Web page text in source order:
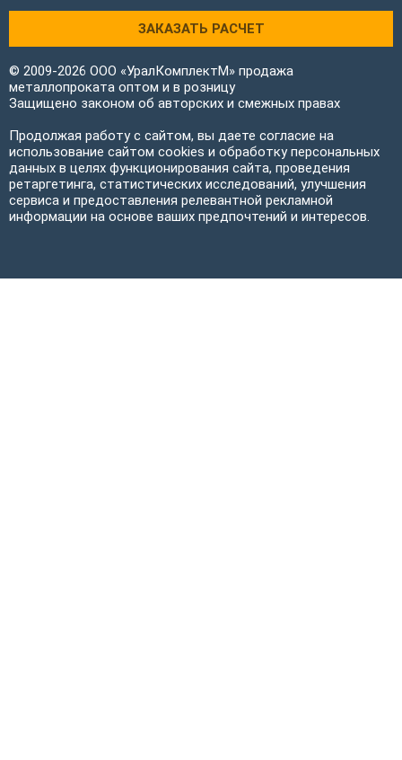
ЗАКАЗАТЬ РАСЧЕТ
© 2009-2026 ООО «УралКомплектМ» продажа
металлопроката оптом и в розницу
Защищено законом об авторских и смежных правах
Продолжая работу с сайтом, вы даете согласие на
использование сайтом cookies и обработку персональных
данных в целях функционирования сайта, проведения
ретаргетинга, статистических исследований, улучшения
сервиса и предоставления релевантной рекламной
информации на основе ваших предпочтений и интересов.